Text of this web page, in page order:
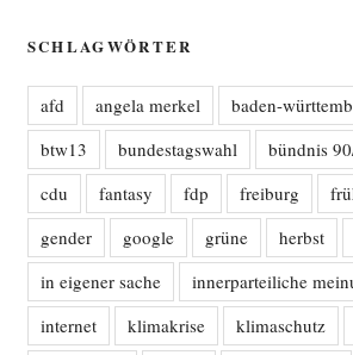
SCHLAGWÖRTER
afd angela merkel baden-
btw13
bundestagswahl
bündnis
cdu
fantasy fdp freiburg
gender
google grüne herbst
in eigener sache
innerparteiliche
internet
klimakrise klimaschutz